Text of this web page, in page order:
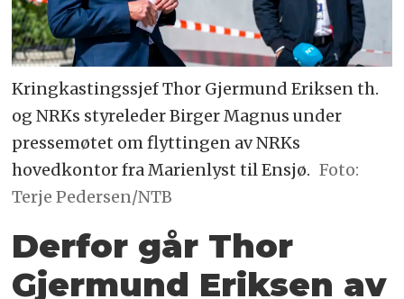
Kringkastingssjef Thor Gjermund Eriksen th.
og NRKs styreleder Birger Magnus under
pressemøtet om flyttingen av NRKs
hovedkontor fra Marienlyst til Ensjø. Foto:
Terje Pedersen/NTB
Derfor går Thor
Gjermund Eriksen av